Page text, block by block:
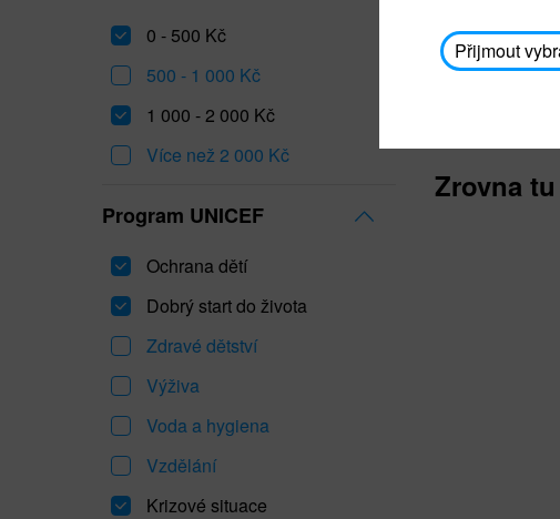
0 - 500 Kč
500 - 1 000 Kč
1 000 - 2 000 Kč
Více než 2 000 Kč
Program UNICEF
Ochrana dětí
Dobrý start do života
Zdravé dětství
Výživa
Voda a hygiena
Vzdělání
Krizové situace
Zrovna
Přijmout